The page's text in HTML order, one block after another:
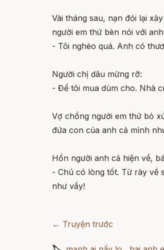
Vài tháng sau, nạn đói lại
người em thứ bèn nói với
- Tôi nghèo quá. Anh có
Người chị dâu mừng rỡ:
- Để tôi mua dùm cho. Nhà
Vợ chồng người em thứ bỏ
đứa con của anh cả mình
Hồn người anh cả hiện về,
- Chú có lòng tốt. Từ rày về
như vầy!
← Truyện trước